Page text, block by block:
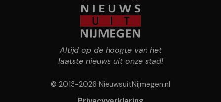
Altijd op de hoogte van het
laatste nieuws uit onze stad!
© 2013-2026 NieuwsuitNijmegen.nl